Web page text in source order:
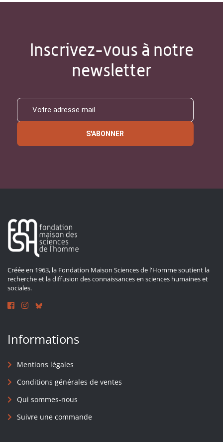
Inscrivez-vous à notre
newsletter
S'ABONNER
Créée en 1963, la Fondation Maison Sciences de l'Homme soutient la
recherche et la diffusion des connaissances en sciences humaines et
sociales.
Informations
Mentions légales
Conditions générales de ventes
Qui sommes-nous
Suivre une commande